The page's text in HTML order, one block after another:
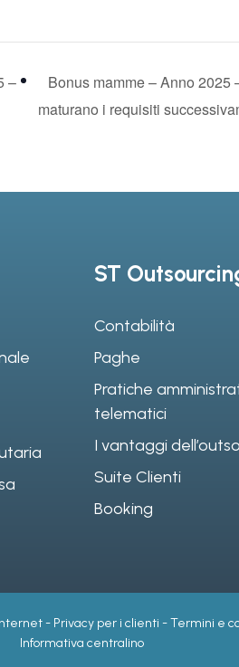
–
Bonus mamme – Anno
maturano i requisiti
ST
Contabilità
Paghe
Pratiche
telematici
I vantaggi
Suite Clienti
Booking
- Privacy per i clienti -Termini e
Informativa centralino